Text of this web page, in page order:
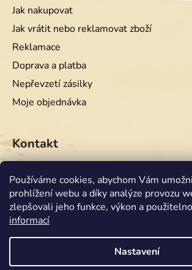
Používáme cookies, abychom Vám
prohlížení webu a díky analýze provozu
zlepšovali jeho funkce, výkon a
informací
Nastavení
Jak nakupovat
Jak vrátit nebo reklamovat zboží
Reklamace
Doprava a platba
Nepřevzetí zásilky
Moje objednávka
Kontakt
info @equiwest.cz
+420724001554